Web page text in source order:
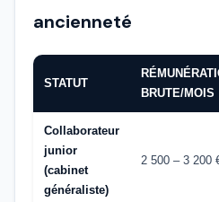
ancienneté
STATUT
BRUTE/MOIS
Collaborateur
junior
(cabinet
généraliste)
2 500 – 3 200